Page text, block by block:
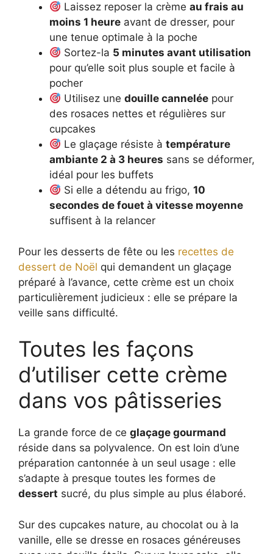
Laissez reposer la crèmeau frais au
moins 1 heure avant de dresser, pour
une tenue optimale à la poche
Sortez-la 5 minutes avant utilisation
pour qu’elle soit plus souple et facile à
pocher
Utilisez unedouille cannelée pour
des rosaces nettes et régulières sur
cupcakes
Le glaçage résiste àtempérature
ambiante 2 à 3 heures sans se déformer,
idéal pour les buffets
Si elle a détendu au frigo,10
secondes de fouet à vitesse moyenne
suffisent à la relancer
Pour les desserts de fête ou les recettes de
dessert de Noël qui demandent un glaçage
préparé à l’avance, cette crème est un choix
particulièrement judicieux : elle se prépare la
veille sans difficulté.
Toutes les façons
d’utiliser cette crème
dans vos pâtisseries
La grande force de ce glaçage gourmand
réside dans sa polyvalence. On est loin d’une
préparation cantonnée à un seul usage : elle
s’adapte à presque toutes les formes de
dessert sucré, du plus simple au plus élaboré.
Sur des cupcakes nature, au chocolat ou à la
vanille, elle se dresse en rosaces généreuses